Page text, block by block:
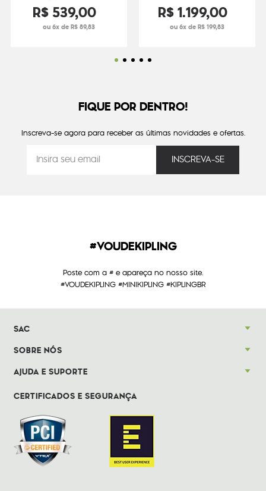
R$539,00
ou 6x de R$ 89,83
R$1.199,00
ou 6x de R$ 199,83
FIQUE POR DENTRO!
Inscreva-se agora para receber as últimas novidades e ofertas.
#VOUDEKIPLING
Poste com a # e apareça no nosso site.
#VOUDEKIPLING #MINIKIPLING #KIPLINGBR
SAC
SOBRE NÓS
AJUDA E SUPORTE
CERTIFICADOS E SEGURANÇA